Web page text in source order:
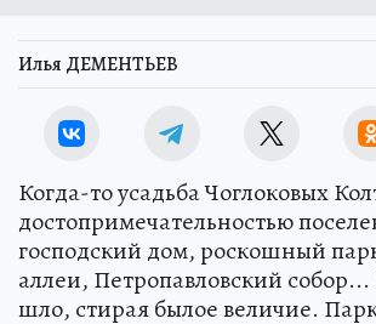
Илья ДЕМЕНТЬЕВ
Когда-то усадьба Чоглоковых
достопримечательностью
господский дом, роскошный
аллеи, Петропавловский
шло, стирая былое величие.